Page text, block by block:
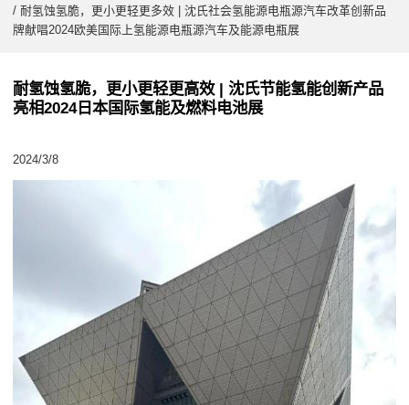
/ 耐氢蚀氢脆，更小更轻更多效 | 沈氏社会氢能源电瓶源汽车改革创新品
牌献唱2024欧美国际上氢能源电瓶源汽车及能源电瓶展
耐氢蚀氢脆，更小更轻更高效 | 沈氏节能氢能创新产品
亮相2024日本国际氢能及燃料电池展
2024/3/8